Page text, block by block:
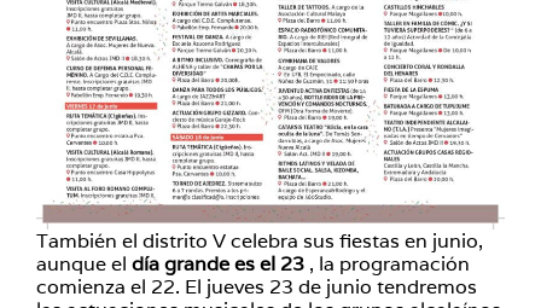
También el distrito V celebra sus fiestas en junio,
aunque el día grande es el 23 , la programación
comienza el 22. El jueves 23 de junio tendremos